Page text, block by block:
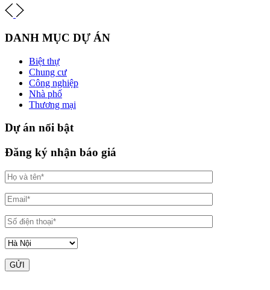
DANH MỤC DỰ ÁN
Biệt thự
Chung cư
Công nghiệp
Nhà phố
Thương mại
Dự án nổi bật
Đăng ký nhận báo giá